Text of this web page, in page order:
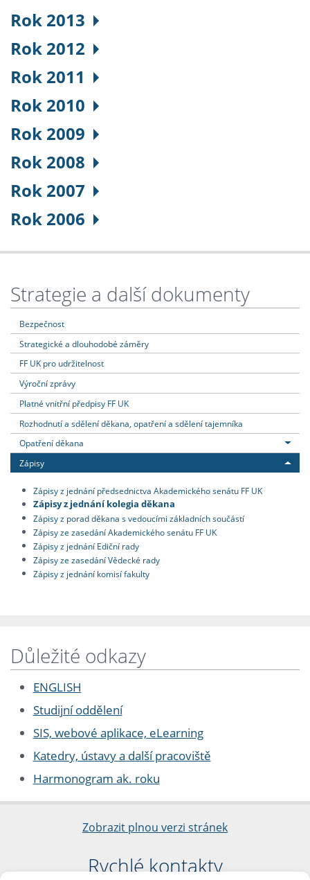
Rok 2013
Rok 2012
Rok 2011
Rok 2010
Rok 2009
Rok 2008
Rok 2007
Rok 2006
Strategie a další dokumenty
Bezpečnost
Strategické a dlouhodobé záměry
FF UK pro udržitelnost
Výroční zprávy
Platné vnitřní předpisy FF UK
Rozhodnutí a sdělení děkana, opatření a sdělení tajemníka
Opatření děkana
Zápisy
Zápisy z jednání předsednictva Akademického senátu FF UK
Zápisy z jednání kolegia děkana
Zápisy z porad děkana s vedoucími základních součástí
Zápisy ze zasedání Akademického senátu FF UK
Zápisy z jednání Ediční rady
Zápisy ze zasedání Vědecké rady
Zápisy z jednání komisí fakulty
Důležité odkazy
ENGLISH
Studijní oddělení
SIS, webové aplikace, eLearning
Katedry, ústavy a další pracoviště
Harmonogram ak. roku
Zobrazit plnou verzi stránek
Rychlé kontakty